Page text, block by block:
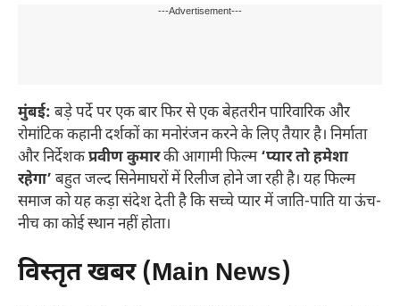
---Advertisement---
मुंबई: बड़े पर्दे पर एक बार फिर से एक बेहतरीन पारिवारिक और
रोमांटिक कहानी दर्शकों का मनोरंजन करने के लिए तैयार है। निर्माता
और निर्देशकप्रवीण कुमारकी आगामी फिल्म‘प्यार तो हमेशा
रहेगा’ बहुत जल्द सिनेमाघरों में रिलीज होने जा रही है। यह फिल्म
समाज को यह कड़ा संदेश देती है कि सच्चे प्यार में जाति-पाति या ऊंच-
नीच का कोई स्थान नहीं होता।
विस्तृत खबर (Main News)